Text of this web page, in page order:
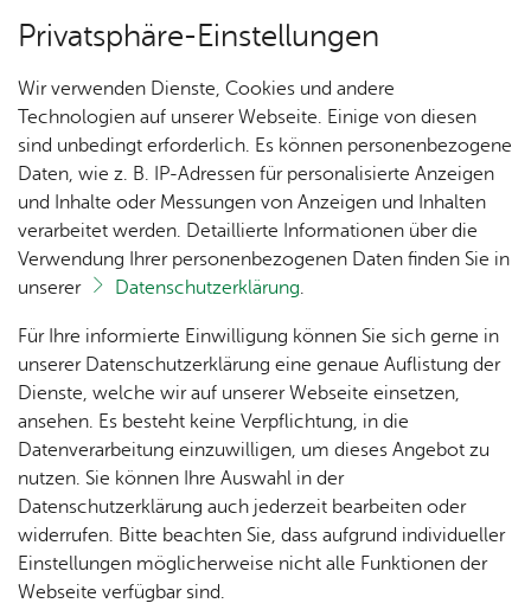
Un­se­re Ort­schaft
Ak­tu­
1250
Jahre
Ai­lin­
gen
Zah­
len,
Daten
& Fak­
ten
Ai­lin­
ger
Fe­ri­
en­
Orts­
vor­
& Ort­
schaft
s­rat
Ver­
eins­le­
ben
Ak­ti­on
mein­
sinn
Ai­lin­
gen
Öf­
fent­li­
Bil­der
Orts­
plan
Aus­bil­
dung
& of­fe­
Orts­plan
Pfarr­kir­che St. Jo­han­nes
Bap­tist
Vor­le­sen
Nach­dem die alte, um 1500 er­bau­te Kir­che zu
klein ge­wor­den war, wurde die Kir­che 1959 neu
er­rich­tet.
Privatsphäre-Einstellungen
Wir verwenden Dienste, Cookies und andere
Technologien auf unserer Webseite. Einige von diesen
sind unbedingt erforderlich. Es können personenbezogene
Daten, wie z. B. IP-Adressen für personalisierte Anzeigen
und Inhalte oder Messungen von Anzeigen und Inhalten
verarbeitet werden. Detaillierte Informationen über die
Verwendung Ihrer personenbezogenen Daten finden Sie in
unserer
Datenschutzerklärung.
Für Ihre informierte Einwilligung können Sie sich gerne in
unserer Datenschutzerklärung eine genaue Auflistung der
Dienste, welche wir auf unserer Webseite einsetzen,
ansehen. Es besteht keine Verpflichtung, in die
Datenverarbeitung einzuwilligen, um dieses Angebot zu
nutzen. Sie können Ihre Auswahl in der
Datenschutzerklärung auch jederzeit bearbeiten oder
widerrufen. Bitte beachten Sie, dass aufgrund individueller
Einstellungen möglicherweise nicht alle Funktionen der
Webseite verfügbar sind.